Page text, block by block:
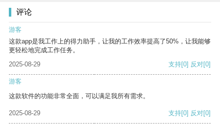
评论
游客
这款app是我工作上的得力助手，让我的工作效率提高了50%，让我能够
更轻松地完成工作任务。
2025-08-29
支持[0] 反对[0]
游客
这款软件的功能非常全面，可以满足我所有需求。
2025-08-29 支持[0] 反对[0]